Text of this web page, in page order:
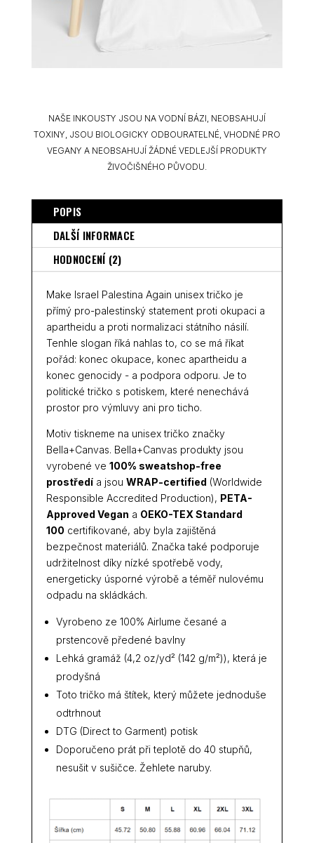
NAŠE INKOUSTY JSOU NA VODNÍ BÁZI, NEOBSAHUJÍ
TOXINY, JSOU BIOLOGICKY ODBOURATELNÉ, VHODNÉ PRO
VEGANY A NEOBSAHUJÍ ŽÁDNÉ VEDLEJŠÍ PRODUKTY
ŽIVOČIŠNÉHO PŮVODU.
POPIS
DALŠÍ INFORMACE
HODNOCENÍ (2)
Make Israel Palestina Again unisex tričko je
přímý pro-palestinský statement proti okupaci a
apartheidu a proti normalizaci státního násilí.
Tenhle slogan říká nahlas to, co se má říkat
pořád: konec okupace, konec apartheidu a
konec genocidy - a podpora odporu. Je to
politické tričko s potiskem, které nenechává
prostor pro výmluvy ani pro ticho.
Motiv tiskneme na unisex tričko značky
Bella+Canvas. Bella+Canvas produkty jsou
vyrobené ve 100% sweatshop-free
prostředía jsou WRAP-certified (Worldwide
Responsible Accredited Production), PETA-
Approved Vegan a OEKO-TEX Standard
100 certifikované, aby byla zajištěná
bezpečnost materiálů. Značka také podporuje
udržitelnost díky nízké spotřebě vody,
energeticky úsporné výrobě a téměř nulovému
odpadu na skládkách.
Vyrobeno ze 100% Airlume česané a
prstencově předené bavlny
Lehká gramáž (4,2 oz/yd² (142 g/m²)), která je
prodyšná
Toto tričko má štítek, který můžete jednoduše
odtrhnout
DTG (Direct to Garment) potisk
Doporučeno prát při teplotě do 40 stupňů,
nesušit v sušičce. Žehlete naruby.